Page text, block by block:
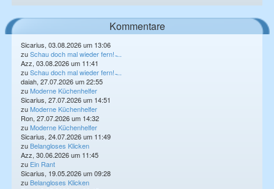
Kommentare
Sicarius, 03.08.2026 um 13:06
zuSchau doch mal wieder fern! ̵...
Azz, 03.08.2026 um 11:41
zuSchau doch mal wieder fern! ̵...
daiah, 27.07.2026 um 22:55
zuModerne Küchenhelfer
Sicarius, 27.07.2026 um 14:51
zuModerne Küchenhelfer
Ron, 27.07.2026 um 14:32
zuModerne Küchenhelfer
Sicarius, 24.07.2026 um 11:49
zu Belangloses Klicken
Azz, 30.06.2026 um 11:45
zu Ein Rant
Sicarius, 19.05.2026 um 09:28
zu Belangloses Klicken